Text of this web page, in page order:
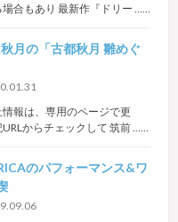
合もあり 最新作『ドリー ……
月の「古都秋月 雛めぐ
報は、専用のページで更
からチェックして 筑前 ……
のパフォーマンス&ワ